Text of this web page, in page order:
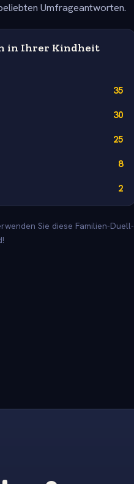
Umfrageantworten.
in Ihrer Kindheit
35
30
25
8
2
Sie diese Familien-Duell-